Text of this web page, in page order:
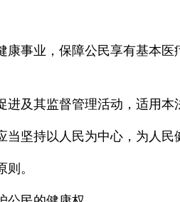
业，保障公民享有基本医
其监督管理活动，适用本
持以人民为中心，为人民
。